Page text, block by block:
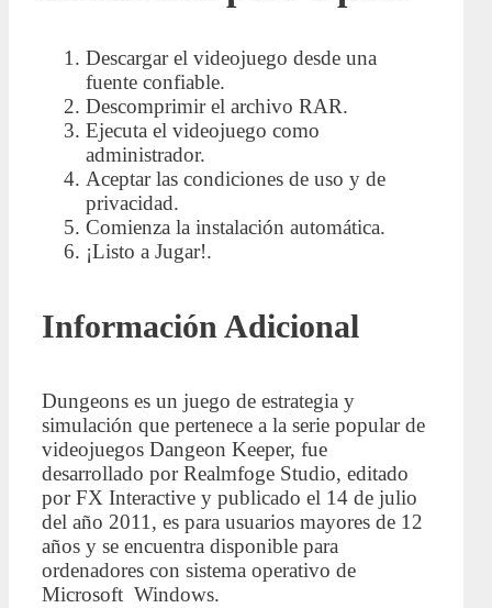
Descargar el videojuego desde una
fuente confiable.
Descomprimir el archivo RAR.
Ejecuta el videojuego como
administrador.
Aceptar las condiciones de uso y de
privacidad.
Comienza la instalación automática.
¡Listo a Jugar!.
Información Adicional
Dungeons es un juego de estrategia y
simulación que pertenece a la serie popular de
videojuegos Dangeon Keeper, fue
desarrollado por Realmfoge Studio, editado
por FX Interactive y publicado el 14 de julio
del año 2011, es para usuarios mayores de 12
años y se encuentra disponible para
ordenadores con sistema operativo de
Microsoft Windows.